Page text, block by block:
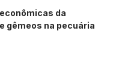
da
gêmeos na pecuária